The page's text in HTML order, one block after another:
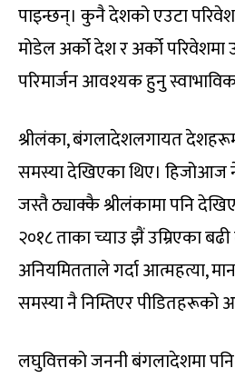
पाइन्छन्। कुनै देशको एउटा
मोडेल अर्को देश र अर्को
परिमार्जन आवश्यक हुनु
श्रीलंका, बंगलादेशलगायत
समस्या देखिएका थिए। हिजोआज
जस्तै ठ्याक्कै श्रीलंकामा पनि
२०१८ ताका च्याउ झैं उम्रिएका
अनियमितताले गर्दा आत्महत्या,
समस्या नै निम्तिएर पीडितहरूको
लघुवित्तको जननी बंगलादेशमा